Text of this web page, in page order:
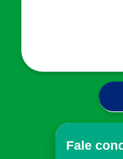
Fale